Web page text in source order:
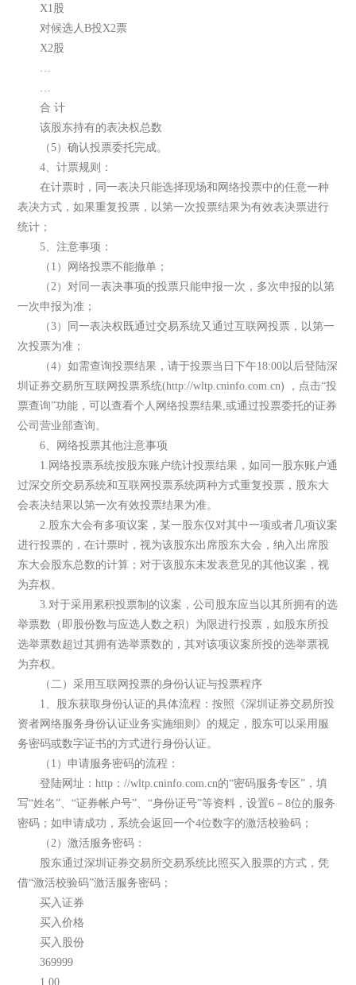
X1股
对候选人B投X2票
X2股
…
…
合 计
该股东持有的表决权总数
（5）确认投票委托完成。
4、计票规则：
在计票时，同一表决只能选择现场和网络投票中的任意一种
表决方式，如果重复投票，以第一次投票结果为有效表决票进行
统计；
5、注意事项：
（1）网络投票不能撤单；
（2）对同一表决事项的投票只能申报一次，多次申报的以第
一次申报为准；
（3）同一表决权既通过交易系统又通过互联网投票，以第一
次投票为准；
（4）如需查询投票结果，请于投票当日下午18:00以后登陆深
圳证券交易所互联网投票系统(http://wltp.cninfo.com.cn) ，点击“投
票查询”功能，可以查看个人网络投票结果,或通过投票委托的证券
公司营业部查询。
6、网络投票其他注意事项
1.网络投票系统按股东账户统计投票结果，如同一股东账户通
过深交所交易系统和互联网投票系统两种方式重复投票，股东大
会表决结果以第一次有效投票结果为准。
2.股东大会有多项议案，某一股东仅对其中一项或者几项议案
进行投票的，在计票时，视为该股东出席股东大会，纳入出席股
东大会股东总数的计算；对于该股东未发表意见的其他议案，视
为弃权。
3.对于采用累积投票制的议案，公司股东应当以其所拥有的选
举票数（即股份数与应选人数之积）为限进行投票，如股东所投
选举票数超过其拥有选举票数的，其对该项议案所投的选举票视
为弃权。
（二）采用互联网投票的身份认证与投票程序
1、股东获取身份认证的具体流程：按照《深圳证券交易所投
资者网络服务身份认证业务实施细则》的规定，股东可以采用服
务密码或数字证书的方式进行身份认证。
（1）申请服务密码的流程：
登陆网址：http：//wltp.cninfo.com.cn的“密码服务专区”，填
写“姓名”、“证券帐户号”、“身份证号”等资料，设置6－8位的服务
密码；如申请成功，系统会返回一个4位数字的激活校验码；
（2）激活服务密码：
股东通过深圳证券交易所交易系统比照买入股票的方式，凭
借“激活校验码”激活服务密码；
买入证券
买入价格
买入股份
369999
1.00